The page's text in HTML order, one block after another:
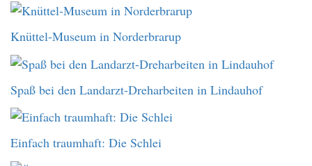
Knüttel-Museum in Norderbrarup
Spaß bei den Landarzt-Dreharbeiten in Lindauhof
Einfach traumhaft: Die Schlei